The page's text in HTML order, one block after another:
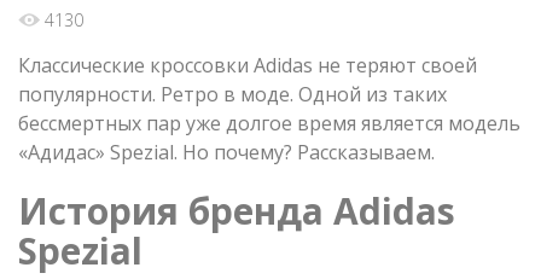
4130
Классические кроссовки Adidas не теряют своей
популярности. Ретро в моде. Одной из таких
бессмертных пар уже долгое время является модель
«Адидас» Spezial. Но почему? Рассказываем.
История бренда Adidas
Spezial